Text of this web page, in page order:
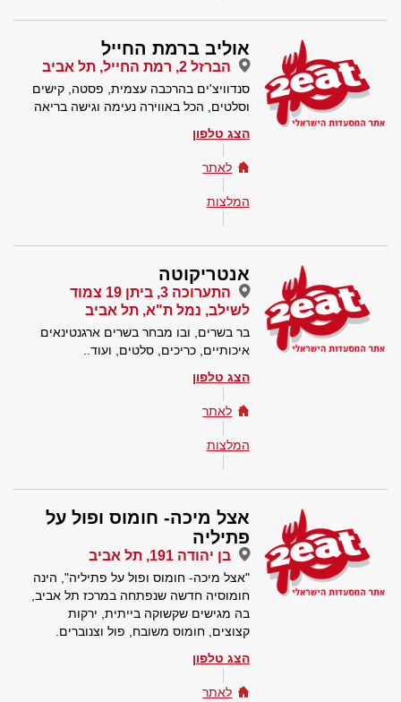
אוליב ברמת החייל
הברזל 2, רמת החייל, תל אביב
סנדוויצ'ים בהרכבה עצמית, פסטה, קישים
וסלטים, הכל באווירה נעימה וגישה בריאה
הצג טלפון
לאתר
המלצות
אנטריקוטה
התערוכה 3, ביתן 19 צמוד
לשילב, נמל ת"א, תל אביב
בר בשרים, ובו מבחר בשרים ארגנטינאים
איכותיים, כריכים, סלטים, ועוד..
הצג טלפון
לאתר
המלצות
אצל מיכה- חומוס ופול על
פתיליה
בן יהודה 191, תל אביב
"אצל מיכה- חומוס ופול על פתיליה", הינה
חומוסיה חדשה שנפתחה במרכז תל אביב,
בה מגישים שקשוקה בייתית, ירקות
קצוצים, חומוס משובח, פול וצנוברים.
הצג טלפון
לאתר